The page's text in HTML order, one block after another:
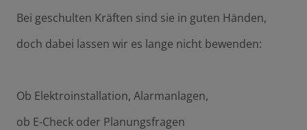
Bei geschulten Kräften sind sie in guten Händen,
doch dabei lassen wir es lange nicht bewenden:
Ob Elektroinstallation, Alarmanlagen,
ob E-Check oder Planungsfragen